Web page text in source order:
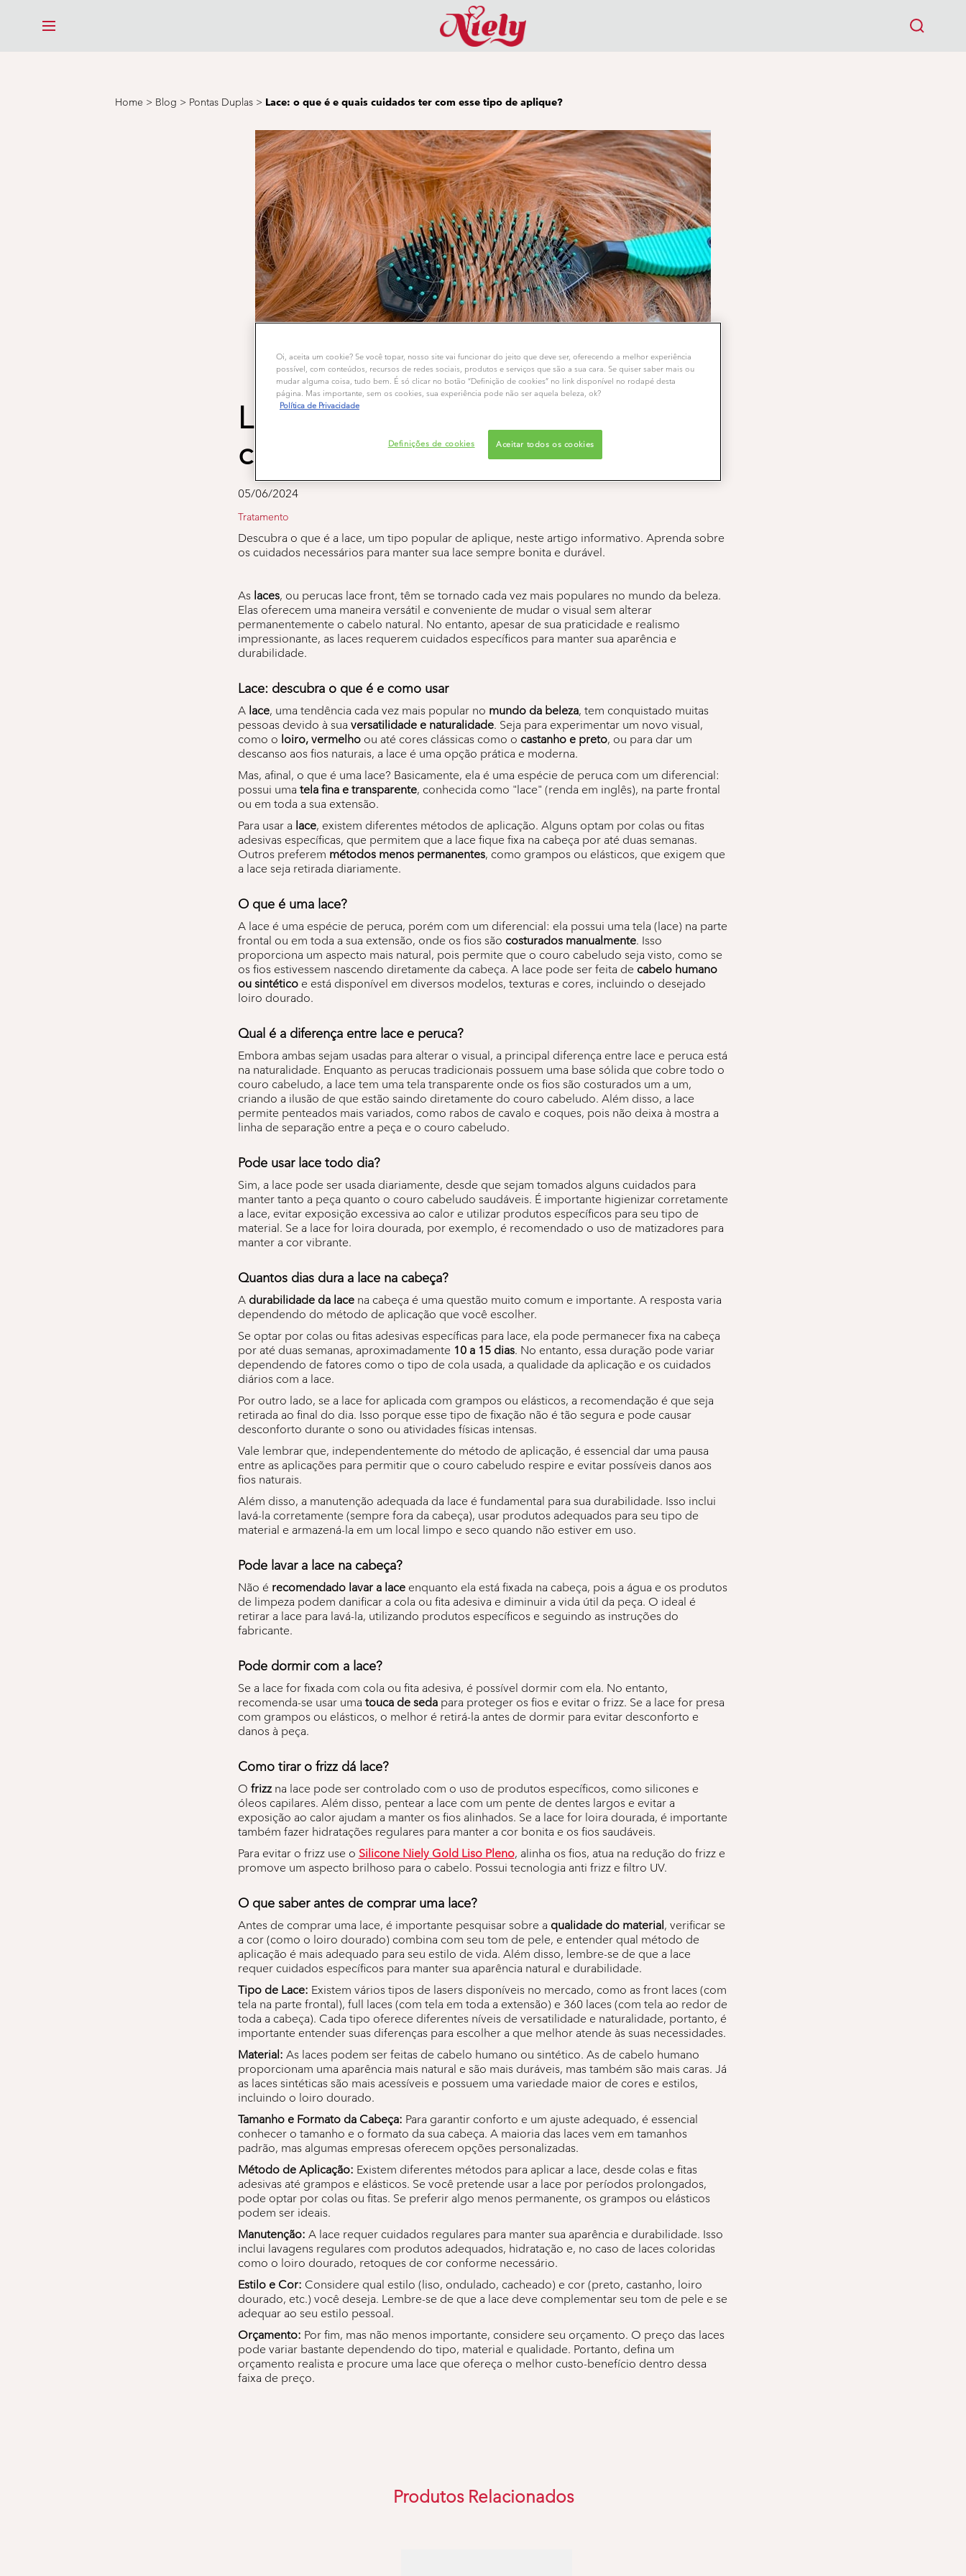
MENU
Home > Blog > Pontas Duplas > Lace: o que é e quais cuidados ter com esse tipo de aplique?
Lace: o que é e quais cuidados ter
com esse tipo de aplique?
05/06/2024
Tratamento
Descubra o que é a lace, um tipo popular de aplique, neste artigo informativo. Aprenda sobre
os cuidados necessários para manter sua lace sempre bonita e durável.
As laces, ou perucas lace front, têm se tornado cada vez mais populares no mundo da beleza.
Elas oferecem uma maneira versátil e conveniente de mudar o visual sem alterar
permanentemente o cabelo natural. No entanto, apesar de sua praticidade e realismo
impressionante, as laces requerem cuidados específicos para manter sua aparência e
durabilidade.
Lace: descubra o que é e como usar
A lace, uma tendência cada vez mais popular no mundo da beleza, tem conquistado muitas
pessoas devido à sua versatilidade e naturalidade. Seja para experimentar um novo visual,
como o loiro, vermelhoou até cores clássicas como o castanho e preto, ou para dar um
descanso aos fios naturais, a lace é uma opção prática e moderna.
Mas, afinal, o que é uma lace? Basicamente, ela é uma espécie de peruca com um diferencial:
possui uma tela fina e transparente, conhecida como "lace" (renda em inglês), na parte frontal
ou em toda a sua extensão.
Para usar a lace, existem diferentes métodos de aplicação. Alguns optam por colas ou fitas
adesivas específicas, que permitem que a lace fique fixa na cabeça por até duas semanas.
Outros preferem métodos menos permanentes, como grampos ou elásticos, que exigem que
a lace seja retirada diariamente.
O que é uma lace?
A lace é uma espécie de peruca, porém com um diferencial: ela possui uma tela (lace) na parte
frontal ou em toda a sua extensão, onde os fios são costurados manualmente. Isso
proporciona um aspecto mais natural, pois permite que o couro cabeludo seja visto, como se
os fios estivessem nascendo diretamente da cabeça. A lace pode ser feita de cabelo humano
ou sintéticoe está disponível em diversos modelos, texturas e cores, incluindo o desejado
loiro dourado.
Qual é a diferença entre lace e peruca?
Embora ambas sejam usadas para alterar o visual, a principal diferença entre lace e peruca está
na naturalidade. Enquanto as perucas tradicionais possuem uma base sólida que cobre todo o
couro cabeludo, a lace tem uma tela transparente onde os fios são costurados um a um,
criando a ilusão de que estão saindo diretamente do couro cabeludo. Além disso, a lace
permite penteados mais variados, como rabos de cavalo e coques, pois não deixa à mostra a
linha de separação entre a peça e o couro cabeludo.
Pode usar lace todo dia?
Sim, a lace pode ser usada diariamente, desde que sejam tomados alguns cuidados para
manter tanto a peça quanto o couro cabeludo saudáveis. É importante higienizar corretamente
a lace, evitar exposição excessiva ao calor e utilizar produtos específicos para seu tipo de
material. Se a lace for loira dourada, por exemplo, é recomendado o uso de matizadores para
manter a cor vibrante.
Quantos dias dura a lace na cabeça?
A durabilidade da lacena cabeça é uma questão muito comum e importante. A resposta varia
dependendo do método de aplicação que você escolher.
Se optar por colas ou fitas adesivas específicas para lace, ela pode permanecer fixa na cabeça
por até duas semanas, aproximadamente 10 a 15 dias. No entanto, essa duração pode variar
dependendo de fatores como o tipo de cola usada, a qualidade da aplicação e os cuidados
diários com a lace.
Por outro lado, se a lace for aplicada com grampos ou elásticos, a recomendação é que seja
retirada ao final do dia. Isso porque esse tipo de fixação não é tão segura e pode causar
desconforto durante o sono ou atividades físicas intensas.
Vale lembrar que, independentemente do método de aplicação, é essencial dar uma pausa
entre as aplicações para permitir que o couro cabeludo respire e evitar possíveis danos aos
fios naturais.
Além disso, a manutenção adequada da lace é fundamental para sua durabilidade. Isso inclui
lavá-la corretamente (sempre fora da cabeça), usar produtos adequados para seu tipo de
material e armazená-la em um local limpo e seco quando não estiver em uso.
Pode lavar a lace na cabeça?
Não é recomendado lavar a laceenquanto ela está fixada na cabeça, pois a água e os produtos
de limpeza podem danificar a cola ou fita adesiva e diminuir a vida útil da peça. O ideal é
retirar a lace para lavá-la, utilizando produtos específicos e seguindo as instruções do
fabricante.
Pode dormir com a lace?
Se a lace for fixada com cola ou fita adesiva, é possível dormir com ela. No entanto,
recomenda-se usar uma touca de sedapara proteger os fios e evitar o frizz. Se a lace for presa
com grampos ou elásticos, o melhor é retirá-la antes de dormir para evitar desconforto e
danos à peça.
Como tirar o frizz dá lace?
O frizzna lace pode ser controlado com o uso de produtos específicos, como silicones e
óleos capilares. Além disso, pentear a lace com um pente de dentes largos e evitar a
exposição ao calor ajudam a manter os fios alinhados. Se a lace for loira dourada, é importante
também fazer hidratações regulares para manter a cor bonita e os fios saudáveis.
Para evitar o frizz use o Silicone Niely Gold Liso Pleno, alinha os fios, atua na redução do frizz e
promove um aspecto brilhoso para o cabelo. Possui tecnologia anti frizz e filtro UV.
O que saber antes de comprar uma lace?
Antes de comprar uma lace, é importante pesquisar sobre a qualidade do material, verificar se
a cor (como o loiro dourado) combina com seu tom de pele, e entender qual método de
aplicação é mais adequado para seu estilo de vida. Além disso, lembre-se de que a lace
requer cuidados específicos para manter sua aparência natural e durabilidade.
Tipo de Lace: Existem vários tipos de lasers disponíveis no mercado, como as front laces (com
tela na parte frontal), full laces (com tela em toda a extensão) e 360 laces (com tela ao redor de
toda a cabeça). Cada tipo oferece diferentes níveis de versatilidade e naturalidade, portanto, é
importante entender suas diferenças para escolher a que melhor atende às suas necessidades.
Material: As laces podem ser feitas de cabelo humano ou sintético. As de cabelo humano
proporcionam uma aparência mais natural e são mais duráveis, mas também são mais caras. Já
as laces sintéticas são mais acessíveis e possuem uma variedade maior de cores e estilos,
incluindo o loiro dourado.
Tamanho e Formato da Cabeça: Para garantir conforto e um ajuste adequado, é essencial
conhecer o tamanho e o formato da sua cabeça. A maioria das laces vem em tamanhos
padrão, mas algumas empresas oferecem opções personalizadas.
Método de Aplicação: Existem diferentes métodos para aplicar a lace, desde colas e fitas
adesivas até grampos e elásticos. Se você pretende usar a lace por períodos prolongados,
pode optar por colas ou fitas. Se preferir algo menos permanente, os grampos ou elásticos
podem ser ideais.
Manutenção: A lace requer cuidados regulares para manter sua aparência e durabilidade. Isso
inclui lavagens regulares com produtos adequados, hidratação e, no caso de laces coloridas
como o loiro dourado, retoques de cor conforme necessário.
Estilo e Cor: Considere qual estilo (liso, ondulado, cacheado) e cor (preto, castanho, loiro
dourado, etc.) você deseja. Lembre-se de que a lace deve complementar seu tom de pele e se
adequar ao seu estilo pessoal.
Orçamento: Por fim, mas não menos importante, considere seu orçamento. O preço das laces
pode variar bastante dependendo do tipo, material e qualidade. Portanto, defina um
orçamento realista e procure uma lace que ofereça o melhor custo-benefício dentro dessa
faixa de preço.
Produtos Relacionados
Oi, aceita um cookie? Se você topar, nosso site vai funcionar do jeito que deve ser, oferecendo a melhor experiência
possível, com conteúdos, recursos de redes sociais, produtos e serviços que são a sua cara. Se quiser saber mais ou
mudar alguma coisa, tudo bem. É só clicar no botão “Definição de cookies” no link disponível no rodapé desta
página. Mas importante, sem os cookies, sua experiência pode não ser aquela beleza, ok?
Política de Privacidade
Definições de cookies Aceitar todos os cookies